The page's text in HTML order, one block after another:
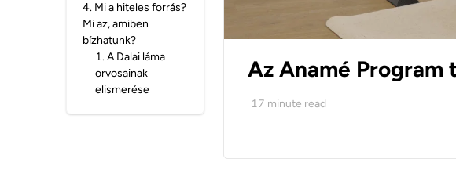
4. Mi a hiteles forrás?
Mi az, amiben
bízhatunk?
1.A Dalai láma
orvosainak
elismerése
Az Anamé
17 minute read